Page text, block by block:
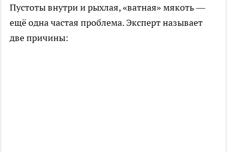
Пустоты внутри и рыхлая, «ватная» мякоть —
ещё одна частая проблема. Эксперт называет
две причины: